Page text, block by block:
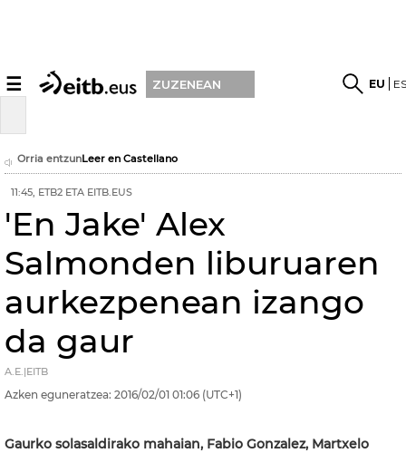
☰ ZUZENEAN EU
Orria entzunLeer en Castellano
11:45, ETB2 ETA EITB.EUS
'En Jake' Alex
Salmonden liburuaren
aurkezpenean izango
da gaur
A.E.|EITB
Azken eguneratzea: 2016/02/01 01:06 (UTC+1)
Gaurko solasaldirako mahaian, Fabio Gonzalez, Martxelo